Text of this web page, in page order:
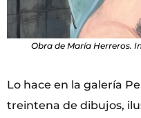
Obra de María Herreros.
Lo hace en la galería
treintena de dibujos,